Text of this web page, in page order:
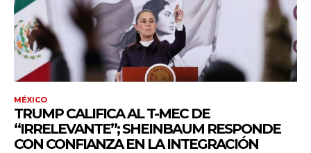
MÉXICO
TRUMP CALIFICA AL T-MEC DE
“IRRELEVANTE”; SHEINBAUM RESPONDE
CON CONFIANZA EN LA INTEGRACIÓN